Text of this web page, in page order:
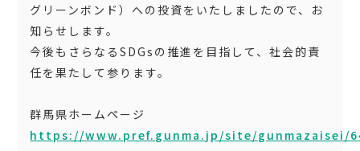
グリーンボンド）への投資をいたしましたので、お
知らせします。
今後もさらなるSDGsの推進を目指して、社会的責
任を果たして参ります。
群馬県ホームページ
https://www.pref.gunma.jp/site/gunmazaisei/